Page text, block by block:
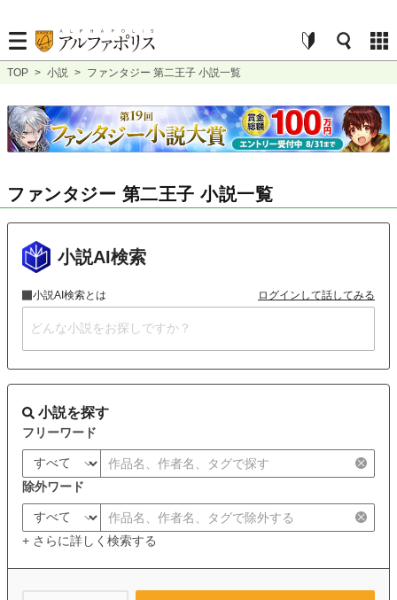
TOP > 小説 > ファンタジー 第二王子 小説一覧
ファンタジー 第二王子 小説一覧
小説AI検索
小説AI検索とは ログインして話してみる
小説を探す
フリーワード
除外ワード
+ さらに詳しく検索する